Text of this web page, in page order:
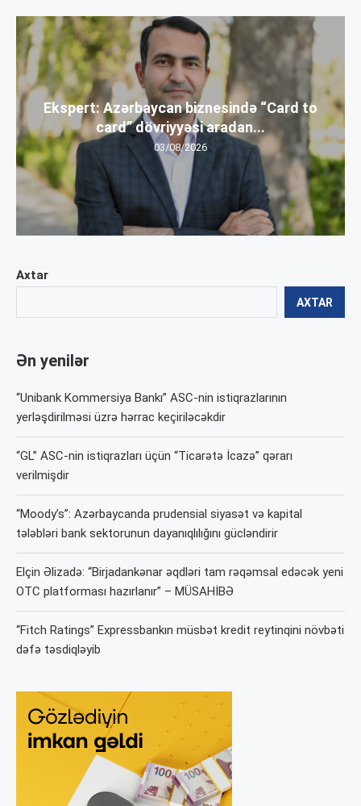
Axtar
AXTAR
Ən yenilər
“Unibank Kommersiya Bankı” ASC-nin istiqrazlarının
yerləşdirilməsi üzrə hərrac keçiriləcəkdir
“GL” ASC-nin istiqrazları üçün “Ticarətə İcazə” qərarı
verilmişdir
“Moody’s”: Azərbaycanda prudensial siyasət və kapital
tələbləri bank sektorunun dayanıqlılığını gücləndirir
Elçin Əlizadə: “Birjadankənar əqdləri tam rəqəmsal edəcək yeni
OTC platforması hazırlanır” – MÜSAHİBƏ
“Fitch Ratings” Expressbankın müsbət kredit reytinqini növbəti
dəfə təsdiqləyib
Ekspert: Azərbaycan biznesində “Card to
card” dövriyyəsi aradan...
03/08/2026